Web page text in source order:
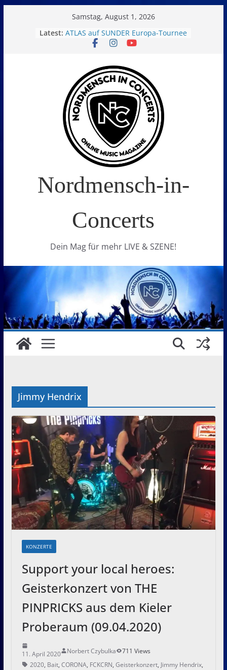
Samstag, August 1, 2026
Latest: ATLAS auf SUNDER Europa-Tournee
Oelde Open Air 2026
Metal und Camping in
Freißenbüttel (Ausverkauft!)
FEED THE SICKNESS im Interview
I Prevail – Violent Nature Europe
Tour
Nordmensch-in-
Concerts
Dein Mag für mehr LIVE & SZENE!
Jimmy Hendrix
KONZERTE
Support your local heroes:
Geisterkonzert von THE
PINPRICKS aus dem Kieler
Proberaum (09.04.2020)
11. April 2020 Norbert Czybulka
711 Views
2020, Bait, CORONA, FCKCRN, Geisterkonzert, Jimmy Hendrix,